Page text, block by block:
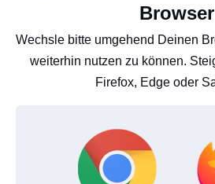
Browser
Wechsle bitte umgehend Deinen
weiterhin nutzen zu können.
Firefox, Edge oder